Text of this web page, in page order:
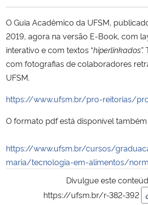
Ministério da Cidadania
Ministério da Saúde
Ministério de Minas e Energia
Ministério do Desenvolvimento Regional
Controladoria-Geral da União
O Guia Acadêmico da UFSM,
2019, agora na versão E-Book, com
interativo e com textos “hiperlinkados”.
com fotografias de colaboradores
UFSM.
https://www.ufsm.br/pro-reitorias/
O formato pdf está disponível também
https://www.ufsm.br/cursos/
maria/tecnologia-em-alimentos/
Divulgue este
https://ufsm.br/r-382-392